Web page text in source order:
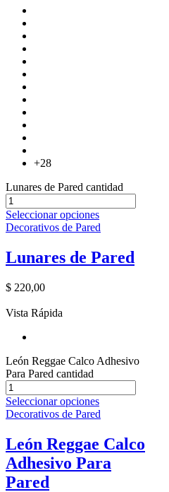
+28
Lunares de Pared cantidad
Seleccionar opciones
Decorativos de Pared
Lunares de Pared
$ 220,00
Vista Rápida
León Reggae Calco Adhesivo
Para Pared cantidad
Seleccionar opciones
Decorativos de Pared
León Reggae Calco
Adhesivo Para
Pared